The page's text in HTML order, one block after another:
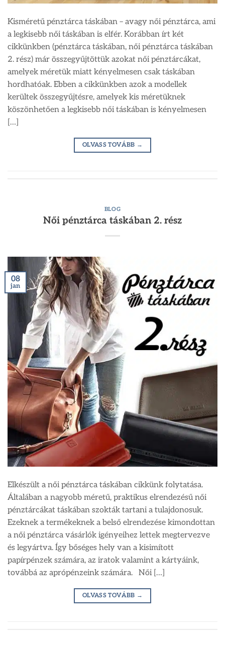
Kisméretű pénztárca táskában – avagy női pénztárca, ami
a legkisebb női táskában is elfér. Korábban írt két
cikkünkben (pénztárca táskában, női pénztárca táskában
2. rész) már összegyűjtöttük azokat női pénztárcákat,
amelyek méretük miatt kényelmesen csak táskában
hordhatóak. Ebben a cikkünkben azok a modellek
kerültek összegyűjtésre, amelyek kis méretüknek
köszönhetően a legkisebb női táskában is kényelmesen
[…]
OLVASS TOVÁBB →
BLOG
Női pénztárca táskában 2. rész
08
jan
Elkészült a női pénztárca táskában cikkünk folytatása.
Általában a nagyobb méretű, praktikus elrendezésű női
pénztárcákat táskában szokták tartani a tulajdonosuk.
Ezeknek a termékeknek a belső elrendezése kimondottan
a női pénztárca vásárlók igényeihez lettek megtervezve
és legyártva. Így bőséges hely van a kisimított
papírpénzek számára, az iratok valamint a kártyáink,
továbbá az aprópénzeink számára. Női […]
OLVASS TOVÁBB →